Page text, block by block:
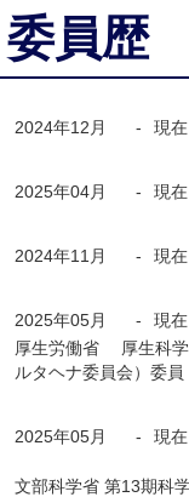
委員歴
2024年12月 - 現在
2025年04月 - 現在
2024年11月 - 現在
2025年05月 -
現在
厚生労働省 厚生科学
ルタヘナ委員会）委員
2025年05月 - 現在
文部科学省 第13期科